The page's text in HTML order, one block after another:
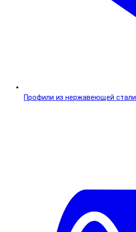
Профили из нержавеющей стали